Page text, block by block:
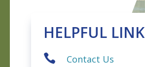
HELPFUL
 Contact Us